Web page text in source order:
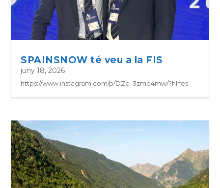
SPAINSNOW té veu a la FIS
juny 18, 2026
https://www.instagram.com/p/DZc_3zmo4mw/?hl=es